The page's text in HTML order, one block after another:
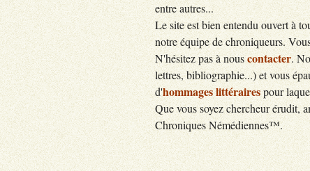
entre autres...
Le site est bien entendu ouvert à
notre équipe de chroniqueurs.
N'hésitez pas à nouscontacter.
lettres, bibliographie...) et vous
d'hommages littérairespour
Que vous soyez chercheur érudit,
Chroniques Némédiennes™.